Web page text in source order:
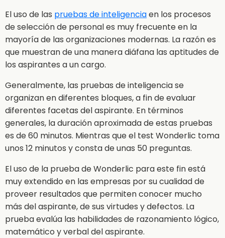
El uso de las pruebas de inteligenciaen los procesos
de selección de personal es muy frecuente en la
mayoría de las organizaciones modernas. La razón es
que muestran de una manera diáfana las aptitudes de
los aspirantes a un cargo.
Generalmente, las pruebas de inteligencia se
organizan en diferentes bloques, a fin de evaluar
diferentes facetas del aspirante. En términos
generales, la duración aproximada de estas pruebas
es de 60 minutos. Mientras que el test Wonderlic toma
unos 12 minutos y consta de unas 50 preguntas.
El uso de la prueba de Wonderlic para este fin está
muy extendido en las empresas por su cualidad de
proveer resultados que permiten conocer mucho
más del aspirante, de sus virtudes y defectos. La
prueba evalúa las habilidades de razonamiento lógico,
matemático y verbal del aspirante.